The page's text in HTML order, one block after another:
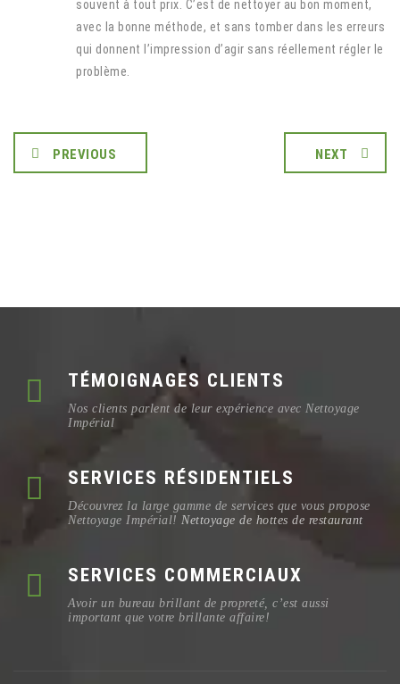
souvent à tout prix. C’est de nettoyer au bon moment,
avec la bonne méthode, et sans tomber dans les erreurs
qui donnent l’impression d’agir sans réellement régler le
problème.
PREVIOUS NEXT
TÉMOIGNAGES CLIENTS
Nos clients parlent de leur expérience avec Nettoyage
Impérial
SERVICES RÉSIDENTIELS
Découvrez la large gamme de services que vous propose
Nettoyage Impérial! Nettoyage de hottes de restaurant
SERVICES COMMERCIAUX
Avoir un bureau brillant de propreté, c’est aussi
important que votre brillante affaire!